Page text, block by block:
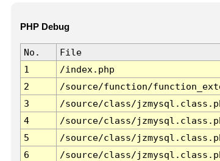
PHP Debug
No. File
1
/index.php
2
/source/function/
3
/source/class/
4
/source/class/
5
/source/class/
6
/source/class/